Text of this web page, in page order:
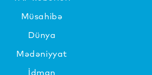
Müsahibə
Dünya
Mədəniyyat
İdman